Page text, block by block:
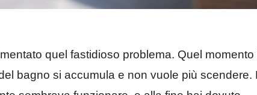
quel fastidioso problema. Quel momento
bagno si accumula e non vuole più scendere.